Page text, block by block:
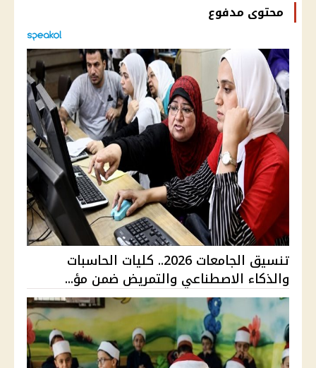
محتوى مدفوع
تنسيق الجامعات 2026.. كليات الحاسبات
والذكاء الاصطناعي والتمريض ضمن مؤ...